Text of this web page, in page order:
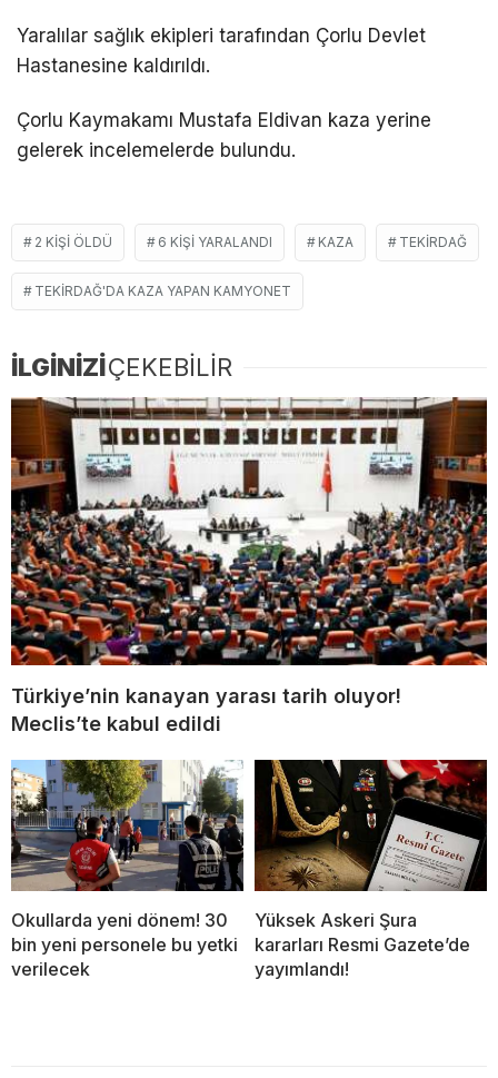
Yaralılar sağlık ekipleri tarafından Çorlu Devlet
Hastanesine kaldırıldı.
Çorlu Kaymakamı Mustafa Eldivan kaza yerine
gelerek incelemelerde bulundu.
2 KIŞI ÖLDÜ 6 KIŞI YARALANDI KAZA TEKIRDAĞ
TEKIRDAĞ'DA KAZA YAPAN KAMYONET
İLGİNİZİÇEKEBİLİR
Türkiye’nin kanayan yarası tarih oluyor!
Meclis’te kabul edildi
Okullarda yeni dönem! 30
bin yeni personele bu yetki
verilecek
Yüksek Askeri Şura
kararları Resmi Gazete’de
yayımlandı!